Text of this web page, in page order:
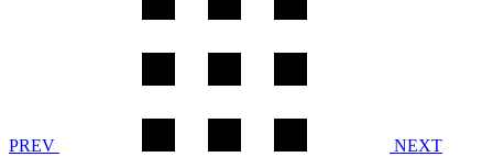
PREV NEXT